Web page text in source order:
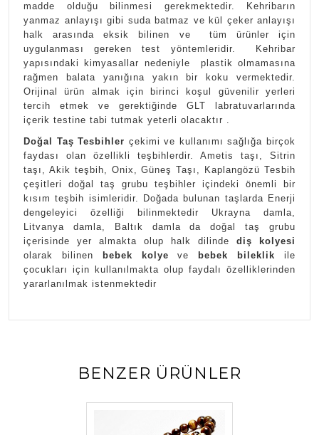
madde olduğu bilinmesi gerekmektedir. Kehribarın
yanmaz anlayışı gibi suda batmaz ve kül çeker anlayışı
halk arasında eksik bilinen ve tüm ürünler için
uygulanması gereken test yöntemleridir. Kehribar
yapısındaki kimyasallar nedeniyle plastik olmamasına
rağmen balata yanığına yakın bir koku vermektedir.
Orijinal ürün almak için birinci koşul güvenilir yerleri
tercih etmek ve gerektiğinde GLT labratuvarlarında
içerik testine tabi tutmak yeterli olacaktır .
Doğal Taş Tesbihler çekimi ve kullanımı sağlığa birçok
faydası olan özellikli teşbihlerdir. Ametis taşı, Sitrin
taşı, Akik teşbih, Onix, Güneş Taşı, Kaplangözü Tesbih
çeşitleri doğal taş grubu teşbihler içindeki önemli bir
kısım teşbih isimleridir. Doğada bulunan taşlarda Enerji
dengeleyici özelliği bilinmektedir Ukrayna damla,
Litvanya damla, Baltık damla da doğal taş grubu
içerisinde yer almakta olup halk dilinde diş kolyesi
olarak bilinen
bebek kolye ve bebek bileklik ile
çocukları için kullanılmakta olup faydalı özelliklerinden
yararlanılmak istenmektedir
BENZER ÜRÜNLER